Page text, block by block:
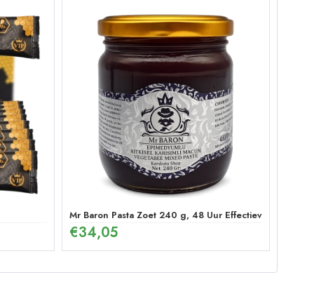
Mr Baron Pasta Zoet 240 g, 48 Uur Effectieve Ginseng
€34,05